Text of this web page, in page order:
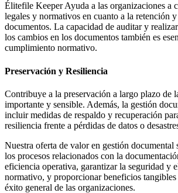
Élitefile Keeper Ayuda a las organizaciones a
legales y normativos en cuanto a la retención
documentos. La capacidad de auditar y
los cambios en los documentos también es
cumplimiento normativo.
Preservación y Resiliencia
Contribuye a la preservación a largo plazo de
importante y sensible. Además, la gestión
incluir medidas de respaldo y recuperación
resiliencia frente a pérdidas de datos o
Nuestra oferta de valor en gestión documental
los procesos relacionados con la
eficiencia operativa, garantizar la seguridad y
normativo, y proporcionar beneficios
éxito general de las organizaciones.